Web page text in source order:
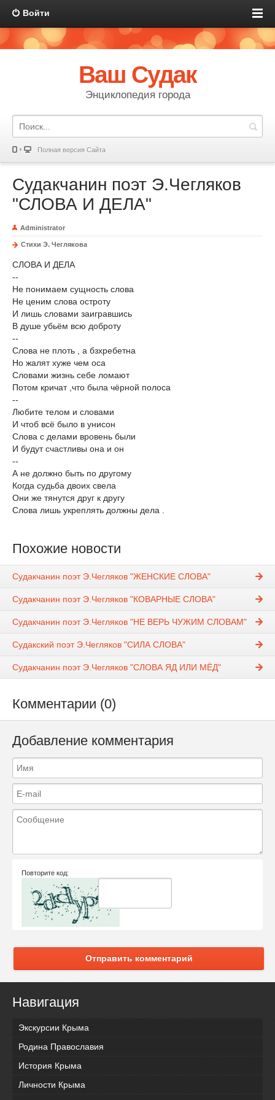
Войти
Ваш Судак
Энциклопедия города
Полная версия Сайта
Судакчанин поэт Э.Чегляков
"СЛОВА И ДЕЛА"
Administrator
Стихи Э. Чеглякова
СЛОВА И ДЕЛА
--
Не понимаем сущность слова
Не ценим слова остроту
И лишь словами заигравшись
В душе убьём всю доброту
--
Слова не плоть , а бзхребетна
Но жалят хуже чем оса
Словами жизнь себе ломают
Потом кричат ,что была чёрной полоса
--
Любите телом и словами
И чтоб всё было в унисон
Слова с делами вровень были
И будут счастливы она и он
--
А не должно быть по другому
Когда судьба двоих свела
Они же тянутся друг к другу
Слова лишь укреплять должны дела .
Похожие новости
Судакчанин поэт Э.Чегляков "ЖЕНСКИЕ СЛОВА"
Судакчанин поэт Э.Чегляков "КОВАРНЫЕ СЛОВА"
Судакчанин поэт Э.Чегляков "НЕ ВЕРЬ ЧУЖИМ СЛОВАМ"
Судакский поэт Э.Чегляков "СИЛА СЛОВА"
Судакчанин поэт Э.Чегляков "СЛОВА ЯД ИЛИ МЁД"
Комментарии (0)
Добавление комментария
Повторите код:
Отправить комментарий
Навигация
Экскурсии Крыма
Родина Православия
История Крыма
Личности Крыма